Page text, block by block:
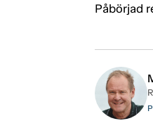
Påbörjad